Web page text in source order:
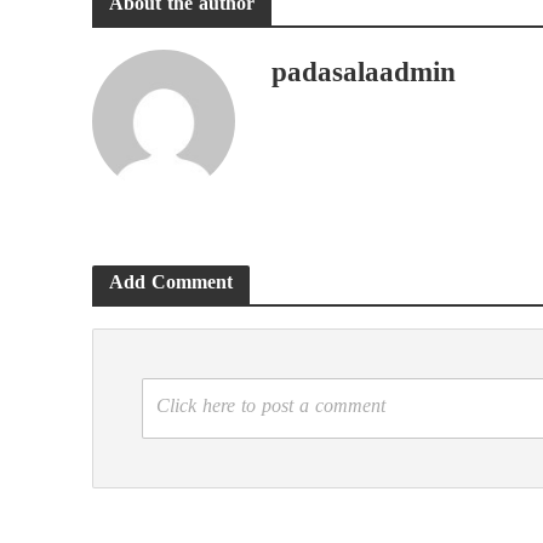
padasalaadmin
Add Comment
Click here to post a comment